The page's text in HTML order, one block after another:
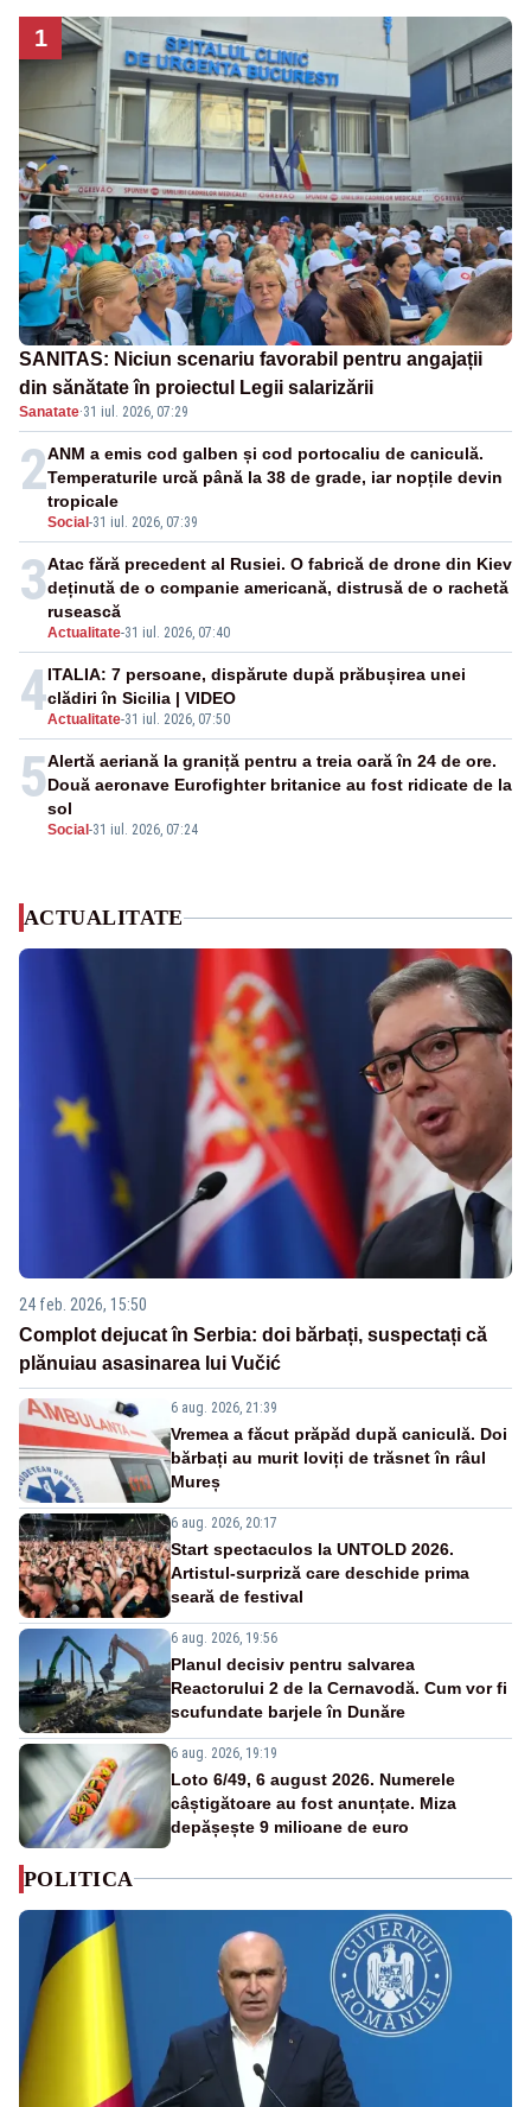
1
SANITAS: Niciun scenariu favorabil pentru angajații
din sănătate în proiectul Legii salarizării
Sanatate·31 iul. 2026, 07:29
2
Social -31 iul. 2026, 07:39
ANM a emis cod galben și cod portocaliu de caniculă.
Temperaturile urcă până la 38 de grade, iar nopțile devin
tropicale
3
Actualitate-31 iul. 2026, 07:40
Atac fără precedent al Rusiei. O fabrică de drone din Kiev
deținută de o companie americană, distrusă de o rachetă
rusească
4Actualitate-31 iul. 2026, 07:50
ITALIA: 7 persoane, dispărute după prăbușirea unei
clădiri în Sicilia | VIDEO
5
Social -31 iul. 2026, 07:24
Alertă aeriană la graniță pentru a treia oară în 24 de ore.
Două aeronave Eurofighter britanice au fost ridicate de la
sol
ACTUALITATE
24 feb. 2026, 15:50
Complot dejucat în Serbia: doi bărbați, suspectați că
plănuiau asasinarea lui Vučić
6 aug. 2026, 21:39
Vremea a făcut prăpăd după caniculă. Doi
bărbați au murit loviți de trăsnet în râul
Mureș
6 aug. 2026, 20:17
Start spectaculos la UNTOLD 2026.
Artistul-surpriză care deschide prima
seară de festival
6 aug. 2026, 19:56
Planul decisiv pentru salvarea
Reactorului 2 de la Cernavodă. Cum vor fi
scufundate barjele în Dunăre
6 aug. 2026, 19:19
Loto 6/49, 6 august 2026. Numerele
câștigătoare au fost anunțate. Miza
depășește 9 milioane de euro
POLITICA